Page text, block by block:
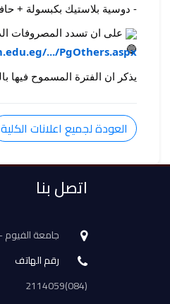
- دوسية بلاستيك بكبسولة +
على ان تسدد المصروفات
.../PgOthers.aspx
يذكر ان الفترة المسموح فيها بالتقدم تبدأ من
العودة لجميع اعلانات الكلية
اتصل بنا
جامعة
رقم الهاتف
(084)2114059